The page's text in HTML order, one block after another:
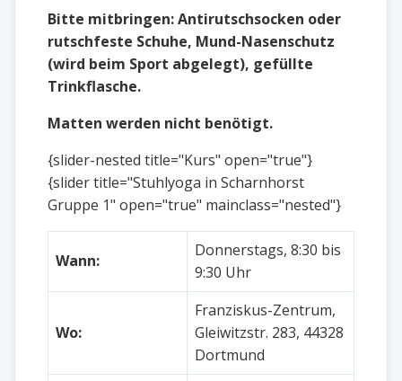
Bitte mitbringen: Antirutschsocken oder
rutschfeste Schuhe, Mund-Nasenschutz
(wird beim Sport abgelegt), gefüllte
Trinkflasche.
Matten werden nicht benötigt.
{slider-nested title="Kurs" open="true"}
{slider title="Stuhlyoga in Scharnhorst
Gruppe 1" open="true" mainclass="nested"}
Wann:
Donnerstags, 8:30 bis
9:30 Uhr
Wo:
Franziskus-Zentrum,
Gleiwitzstr. 283, 44328
Dortmund